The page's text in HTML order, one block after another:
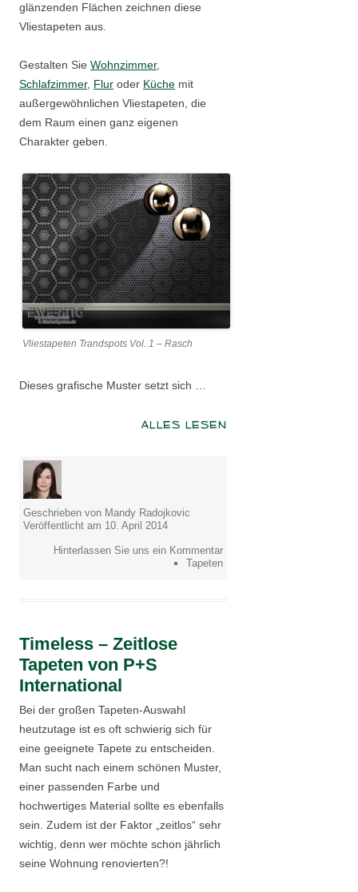
glänzenden Flächen zeichnen diese
Vliestapeten aus.
Gestalten Sie Wohnzimmer,
Schlafzimmer, Flur oder Küche mit
außergewöhnlichen Vliestapeten, die
dem Raum einen ganz eigenen
Charakter geben.
Vliestapeten Trandspots Vol. 1 – Rasch
Dieses grafische Muster setzt sich …
ALLES LESEN
Geschrieben von Mandy Radojkovic
Veröffentlicht am 10. April 2014
Hinterlassen Sie uns ein Kommentar
Tapeten
Timeless – Zeitlose
Tapeten von P+S
International
Bei der großen Tapeten-Auswahl
heutzutage ist es oft schwierig sich für
eine geeignete Tapete zu entscheiden.
Man sucht nach einem schönen Muster,
einer passenden Farbe und
hochwertiges Material sollte es ebenfalls
sein. Zudem ist der Faktor „zeitlos“ sehr
wichtig, denn wer möchte schon jährlich
seine Wohnung renovierten?!